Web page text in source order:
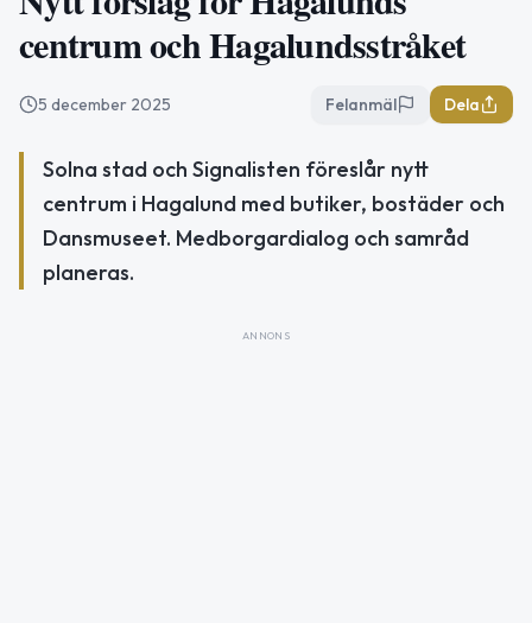
centrum och Hagalundsstråket
5 december 2025 Felanmäl Dela
Solna stad och Signalisten föreslår nytt
centrum i Hagalund med butiker, bostäder och
Dansmuseet. Medborgardialog och samråd
planeras.
ANNONS